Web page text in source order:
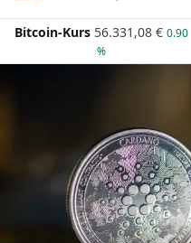
Bitcoin-Kurs 56.331,08 € 0.90
%